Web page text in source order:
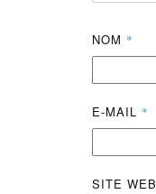
NOM *
E-MAIL *
SITE WEB